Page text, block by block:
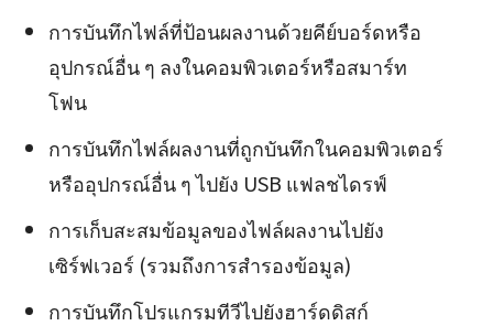
การบันทึกไฟล์ที่ป้อนผลงานด้วยคีย์บอร์ดหรือ
อุปกรณ์อื่น ๆ ลงในคอมพิวเตอร์หรือสมาร์ท
โฟน
การบันทึกไฟล์ผลงานที่ถูกบันทึกในคอมพิวเตอร์
หรืออุปกรณ์อื่น ๆ ไปยัง USB แฟลชไดรฟ์
การเก็บสะสมข้อมูลของไฟล์ผลงานไปยัง
เซิร์ฟเวอร์ (รวมถึงการสำรองข้อมูล)
การบันทึกโปรแกรมทีวีไปยังฮาร์ดดิสก์